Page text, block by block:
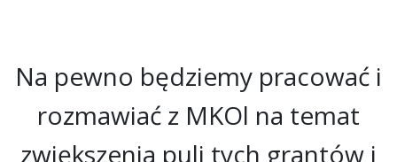
Na pewno będziemy pracować i
rozmawiać z MKOl na temat
zwiększenia puli tych grantów i